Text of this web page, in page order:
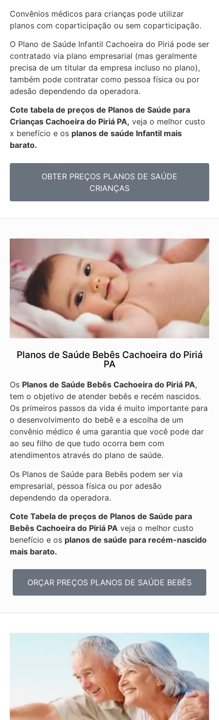
Convênios médicos para crianças pode utilizar
planos com coparticipação ou sem coparticipação.
O Plano de Saúde Infantil Cachoeira do Piriá pode ser
contratado via plano empresarial (mas geralmente
precisa de um titular da empresa incluso no plano),
também pode contratar como pessoa física ou por
adesão dependendo da operadora.
Cote tabela de preços de Planos de Saúde para
Crianças Cachoeira do Piriá PA, veja o melhor custo
x benefício e os planos de saúde Infantil mais
barato.
OBTER PREÇOS PLANOS DE SAÚDE
CRIANÇAS
Planos de Saúde Bebês Cachoeira do Piriá
PA
Os Planos de Saúde Bebês Cachoeira do Piriá PA,
tem o objetivo de atender bebês e recém nascidos.
Os primeiros passos da vida é muito importante para
o desenvolvimento do bebê e a escolha de um
convênio médico é uma garantia que você pode dar
ao seu filho de que tudo ocorra bem com
atendimentos através do plano de saúde.
Os Planos de Saúde para Bebês podem ser via
empresarial, pessoa física ou por adesão
dependendo da operadora.
Cote Tabela de preços de Planos de Saúde para
Bebês Cachoeira do Piriá PA veja o melhor custo
benefício e os planos de saúde para recém-nascido
mais barato.
ORÇAR PREÇOS PLANOS DE SAÚDE BEBÊS